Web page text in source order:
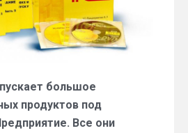
большое
продуктов под
Все они